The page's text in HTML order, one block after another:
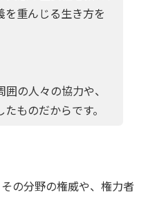
を重んじる生き方を
の人々の協力や、
ものだからです。
の分野の権威や、権力者